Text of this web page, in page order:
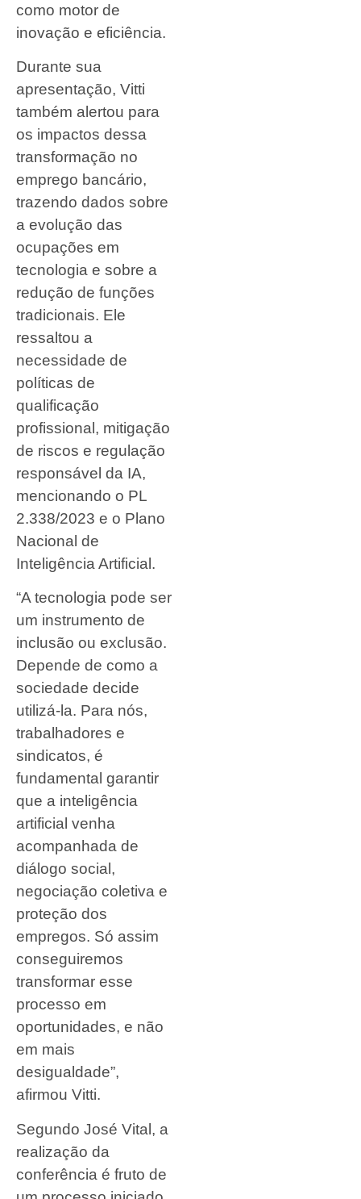
como motor de
inovação e eficiência.
Durante sua
apresentação, Vitti
também alertou para
os impactos dessa
transformação no
emprego bancário,
trazendo dados sobre
a evolução das
ocupações em
tecnologia e sobre a
redução de funções
tradicionais. Ele
ressaltou a
necessidade de
políticas de
qualificação
profissional, mitigação
de riscos e regulação
responsável da IA,
mencionando o PL
2.338/2023 e o Plano
Nacional de
Inteligência Artificial.
“A tecnologia pode ser
um instrumento de
inclusão ou exclusão.
Depende de como a
sociedade decide
utilizá-la. Para nós,
trabalhadores e
sindicatos, é
fundamental garantir
que a inteligência
artificial venha
acompanhada de
diálogo social,
negociação coletiva e
proteção dos
empregos. Só assim
conseguiremos
transformar esse
processo em
oportunidades, e não
em mais
desigualdade”,
afirmou Vitti.
Segundo José Vital, a
realização da
conferência é fruto de